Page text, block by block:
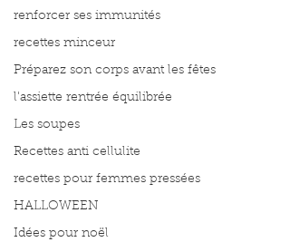
renforcer ses immunités
recettes minceur
Préparez son corps avant les fêtes
l'assiette rentrée équilibrée
Les soupes
Recettes anti cellulite
recettes pour femmes pressées
HALLOWEEN
Idées pour noël